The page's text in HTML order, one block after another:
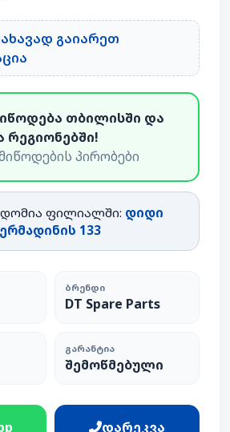
გაიარეთ
თბილისში და
რეგიონებში!
პირობები
ფილიალში: დიდი
133
ᲑᲠᲔᲜᲓᲘ
DT Spare Parts
ᲒᲐᲠᲐᲜᲢᲘᲐ
შემოწმებული
დარეკვა